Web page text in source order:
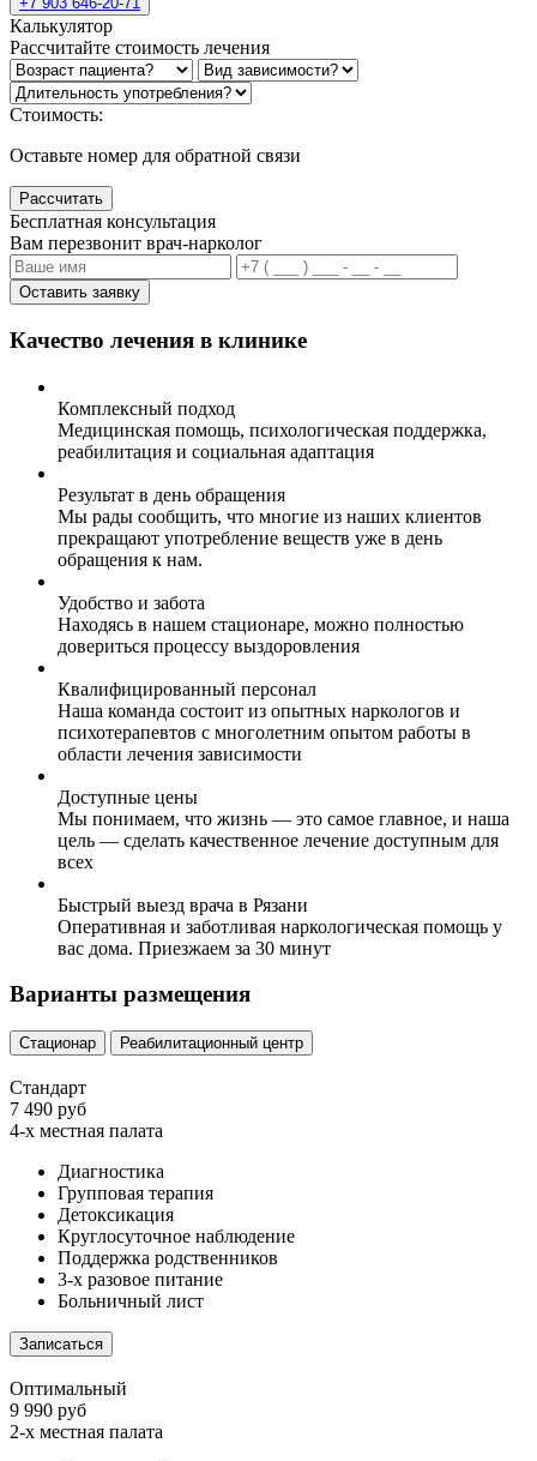
Калькулятор
Рассчитайте стоимость лечения
Стоимость:
Оставьте номер для обратной связи
Рассчитать
Бесплатная консультация
Вам перезвонит врач-нарколог
Оставить заявку
Качество лечения в клинике
Комплексный подход
Медицинская помощь, психологическая поддержка,
реабилитация и социальная адаптация
Результат в день обращения
Мы рады сообщить, что многие из наших клиентов
прекращают употребление веществ уже в день
обращения к нам.
Удобство и забота
Находясь в нашем стационаре, можно полностью
довериться процессу выздоровления
Квалифицированный персонал
Наша команда состоит из опытных наркологов и
психотерапевтов с многолетним опытом работы в
области лечения зависимости
Доступные цены
Мы понимаем, что жизнь — это самое главное, и наша
цель — сделать качественное лечение доступным для
всех
Быстрый выезд врача в Рязани
Оперативная и заботливая наркологическая помощь у
вас дома. Приезжаем за 30 минут
Варианты размещения
Стационар Реабилитационный центр
Стандарт
7 490 руб
4-х местная палата
Диагностика
Групповая терапия
Детоксикация
Круглосуточное наблюдение
Поддержка родственников
3-х разовое питание
Больничный лист
Записаться
Оптимальный
9 990 руб
2-х местная палата